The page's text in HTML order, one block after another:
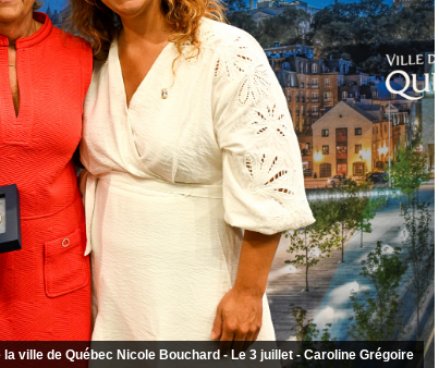
ville de Québec Nicole Bouchard - Le 3 juillet - Caroline Grégoire